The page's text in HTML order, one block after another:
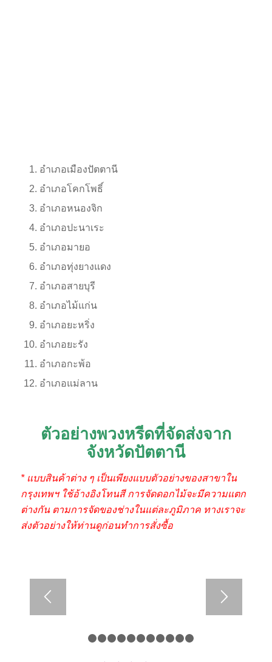
อำเภอเมืองปัตตานี
อำเภอโคกโพธิ์
อำเภอหนองจิก
อำเภอปะนาเระ
อำเภอมายอ
อำเภอทุ่งยางแดง
อำเภอสายบุรี
อำเภอไม้แก่น
อำเภอยะหริ่ง
อำเภอยะรัง
อำเภอกะพ้อ
อำเภอแม่ลาน
ตัวอย่างพวงหรีดที่จัดส่งจาก
จังหวัดปัตตานี
* แบบสินค้าต่าง ๆ เป็นเพียงแบบตัวอย่างของสาขาใน
กรุงเทพฯ ใช้อ้างอิงโทนสี การจัดดอกไม้จะมีความแตก
ต่างกัน ตามการจัดของช่างในแต่ละภูมิภาค ทางเราจะ
ส่งตัวอย่างให้ท่านดูก่อนทำการสั่งซื้อ